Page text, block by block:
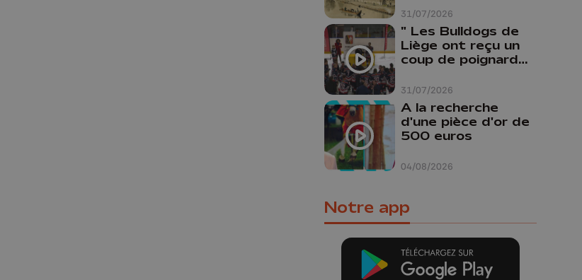
31/07/2026
31/07/2026
" Les Bulldogs de
Liège ont reçu un
coup de poignard
04/08/2026
A la recherche
d'une pièce d'or de
500 euros
Notre app